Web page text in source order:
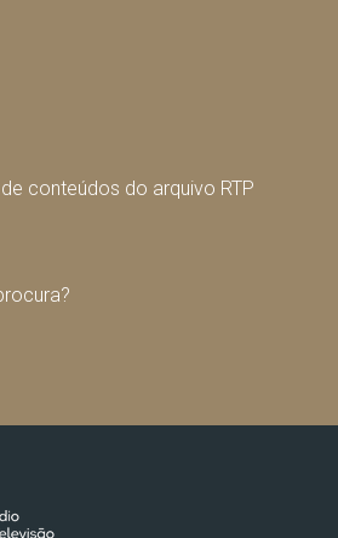
conteúdos do arquivo RTP